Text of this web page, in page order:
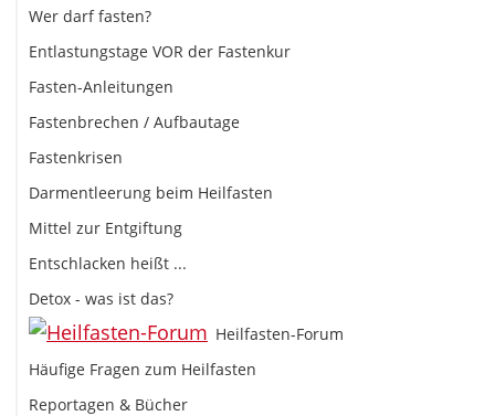
Wer darf fasten?
Entlastungstage VOR der Fastenkur
Fasten-Anleitungen
Fastenbrechen / Aufbautage
Fastenkrisen
Darmentleerung beim Heilfasten
Mittel zur Entgiftung
Entschlacken heißt ...
Detox - was ist das?
Heilfasten-Forum
Häufige Fragen zum Heilfasten
Reportagen & Bücher